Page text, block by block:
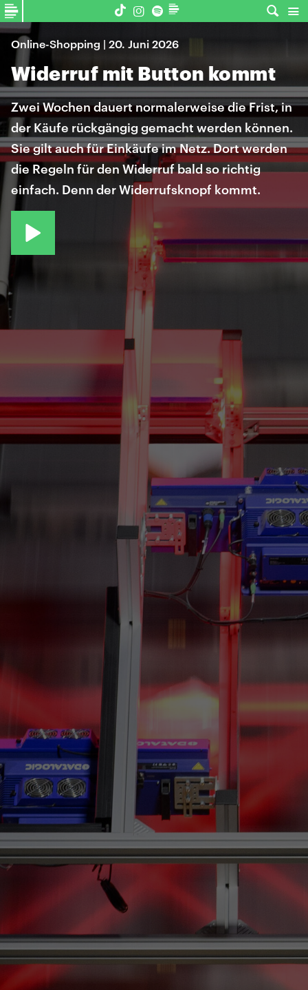
Online-Shopping | 20. Juni 2026
Widerruf mit Button kommt
Zwei Wochen dauert normalerweise die Frist, in
der Käufe rückgängig gemacht werden können.
Sie gilt auch für Einkäufe im Netz. Dort werden
die Regeln für den Widerruf bald so richtig
einfach. Denn der Widerrufsknopf kommt.